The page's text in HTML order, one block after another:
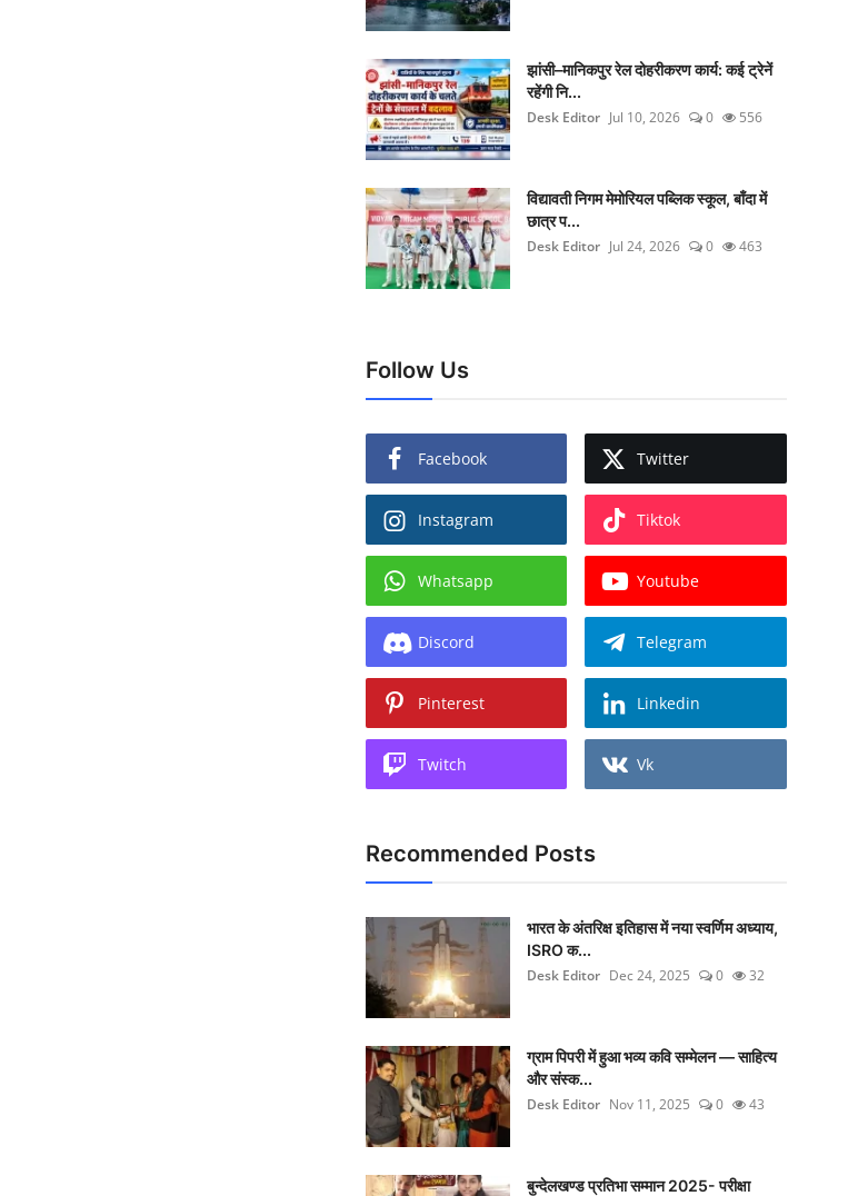
झांसी–मानिकपुर रेल दोहरीकरण कार्य: कई ट्रेनें
रहेंगी नि...
Desk Editor Jul 10, 2026 0 556
विद्यावती निगम मेमोरियल पब्लिक स्कूल, बाँदा में
छात्र प...
Desk Editor Jul 24, 2026 0 463
Follow Us
Facebook Twitter
Instagram Tiktok
Whatsapp Youtube
Discord Telegram
Pinterest Linkedin
Twitch Vk
Recommended Posts
भारत के अंतरिक्ष इतिहास में नया स्वर्णिम अध्याय,
ISRO क...
Desk Editor Dec 24, 2025 0 32
ग्राम पिपरी में हुआ भव्य कवि सम्मेलन — साहित्य
और संस्क...
Desk Editor Nov 11, 2025 0 43
बुन्देलखण्ड प्रतिभा सम्मान 2025- परीक्षा